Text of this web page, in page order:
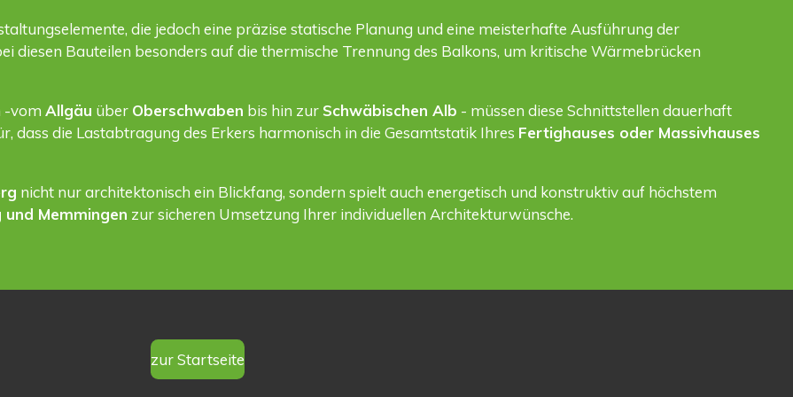
die jedoch eine präzise statische Planung und eine meisterhafte Ausführung der
diesen Bauteilen besonders auf die thermische Trennung des Balkons, um kritische Wärmebrücken
-vom Allgäu über Oberschwaben bis hin zur Schwäbischen Alb - müssen diese Schnittstellen dauerhaft
die Lastabtragung des Erkers harmonisch in die Gesamtstatik Ihres Fertighauses oder Massivhauses
nicht nur architektonisch ein Blickfang, sondern spielt auch energetisch und konstruktiv auf höchstem
und Memmingen zur sicheren Umsetzung Ihrer individuellen Architekturwünsche.
zur Startseite